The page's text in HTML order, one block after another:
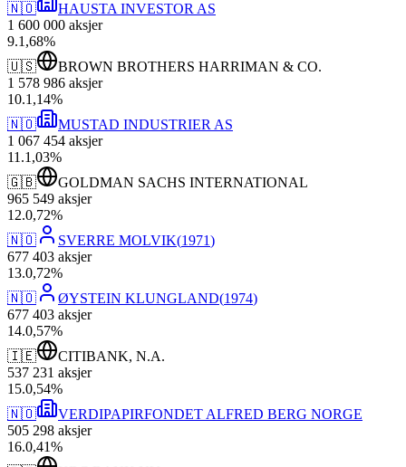
🇳🇴
HAUSTA INVESTOR AS
1 600 000 aksjer
9.1,68%
🇺🇸
BROWN BROTHERS HARRIMAN & CO.
1 578 986 aksjer
10.1,14%
🇳🇴
MUSTAD INDUSTRIER AS
1 067 454 aksjer
11 .1,03%
🇬🇧
GOLDMAN SACHS INTERNATIONAL
965 549 aksjer
12.0,72%
🇳🇴
SVERRE MOLVIK(1971)
677 403 aksjer
13.0,72%
🇳🇴
ØYSTEIN KLUNGLAND(1974)
677 403 aksjer
14.0,57%
🇮🇪
CITIBANK, N.A.
537 231 aksjer
15.0,54%
🇳🇴
VERDIPAPIRFONDET ALFRED BERG NORGE
505 298 aksjer
16.0,41%